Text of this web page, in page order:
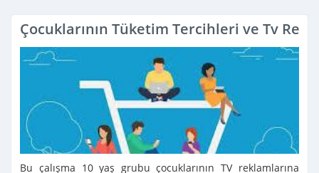
Çocuklarının Tüketim Tercihleri ve Tv
Bu çalışma 10 yaş grubu çocuklarının TV reklamlarına